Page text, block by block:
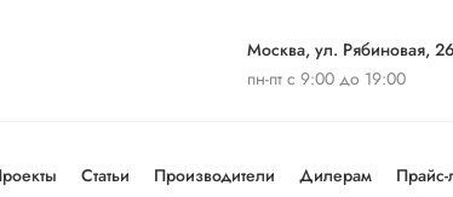
Москва, ул. Рябиновая, 26
пн-пт с 9:00 до 19:00
Статьи Производители Дилерам Прайс-